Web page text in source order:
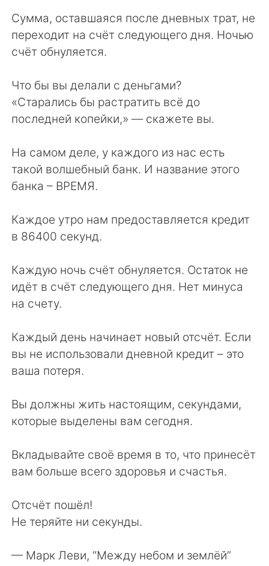
Сумма, оставшаяся после дневных трат, не
переходит на счёт следующего дня. Ночью
счёт обнуляется.
Что бы вы делали с деньгами?
«Старались бы растратить всё до
последней копейки,» — скажете вы.
На самом деле, у каждого из нас есть
такой волшебный банк. И название этого
банка – ВРЕМЯ.
Каждое утро нам предоставляется кредит
в 86400 секунд.
Каждую ночь счёт обнуляется. Остаток не
идёт в счёт следующего дня. Нет минуса
на счету.
Каждый день начинает новый отсчёт. Если
вы не использовали дневной кредит – это
ваша потеря.
Вы должны жить настоящим, секундами,
которые выделены вам сегодня.
Вкладывайте своё время в то, что принесёт
вам больше всего здоровья и счастья.
Отсчёт пошёл!
Не теряйте ни секунды.
— Марк Леви⁠, “Между небом и землёй”